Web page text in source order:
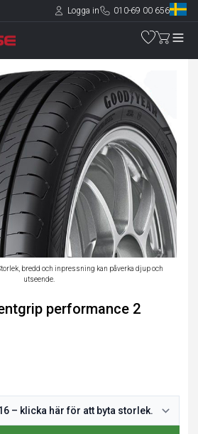
Logga in 010-69 00 656
bredd och inpressning kan påverka djup och
utseende.
performance 2